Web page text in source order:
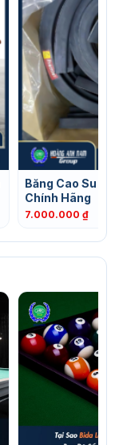
Băng Cao Su
Chính Hãng
7.000.000₫